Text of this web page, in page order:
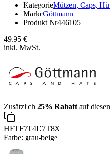
KategorieMützen, Caps,
MarkeGöttmann
Produkt Nr446105
49,95 €
inkl. MwSt.
Zusätzlich 25% Rabatt auf
HETF7T4D7T8X
Farbe: grau-beige